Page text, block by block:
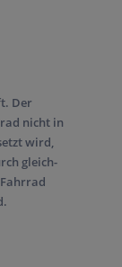
Der
nicht in
wird,
gleich-